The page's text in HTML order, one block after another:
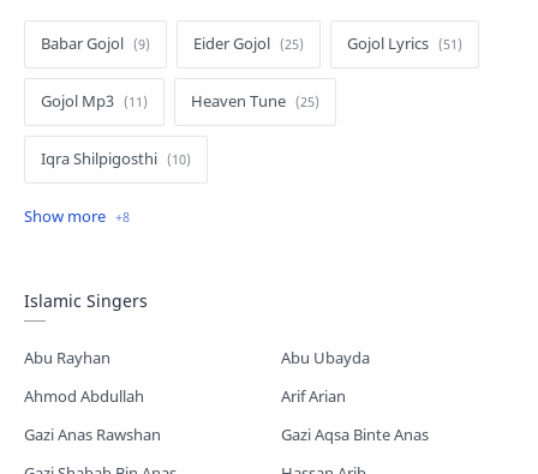
Babar Gojol Eider Gojol Gojol Lyrics
Gojol Mp3 Heaven Tune
Iqra Shilpigosthi
Islamic Story
Shopnoshiri
Islamic Singers
Abu Rayhan
Abu Ubayda
Ahmod Abdullah
Arif Arian
Gazi Anas Rawshan
Gazi Aqsa Binte Anas